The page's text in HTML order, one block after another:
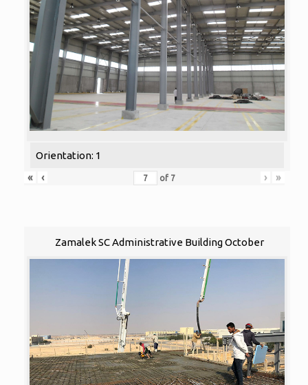
Orientation: 1
«
‹ of 7 › »
Zamalek SC Administrative Building October